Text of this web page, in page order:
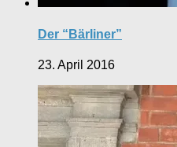
Der “Bärliner”
23. April 2016